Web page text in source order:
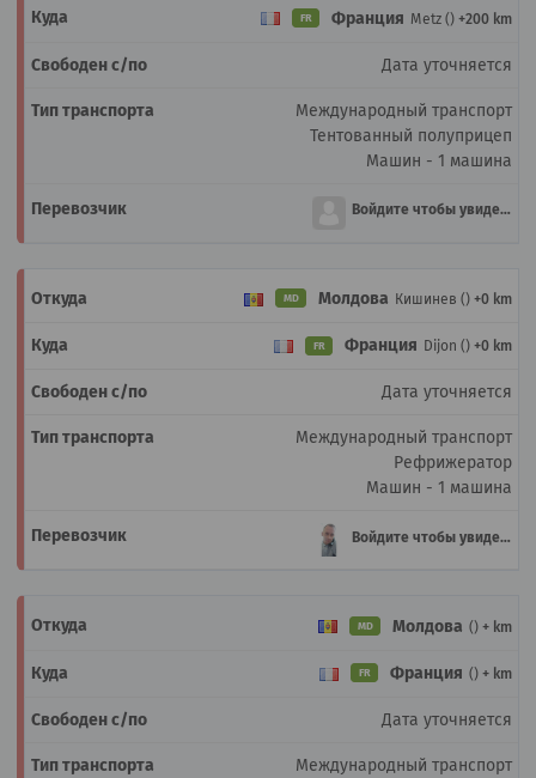
FR Франция Metz () +200 km
Дата уточняется
Международный транспорт
Тентованный полуприцеп
Машин - 1 машина
Войдите чтобы увидеть
MD Молдова Кишинев () +0 km
FR Франция Dijon () +0 km
Дата уточняется
Международный транспорт
Рефрижератор
Машин - 1 машина
Войдите чтобы увидеть
MD Молдова () + km
FR Франция () + km
Дата уточняется
Международный транспорт